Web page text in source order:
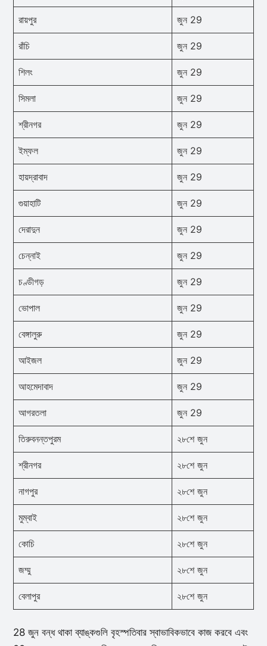
রায়পুর জুন 29
রাঁচি জুন 29
শিলং জুন 29
সিমলা জুন 29
শ্রীনগর জুন 29
ইম্ফল জুন 29
হায়দ্রাবাদ জুন 29
গুয়াহাটি জুন 29
দেরাদুন জুন 29
চেন্নাই জুন 29
চণ্ডীগড় জুন 29
ভোপাল জুন 29
বেঙ্গালুরু জুন 29
আইজল জুন 29
আহমেদাবাদ জুন 29
আগরতলা জুন 29
তিরুবনন্তপুরম ২৮শে জুন
শ্রীনগর ২৮শে জুন
নাগপুর ২৮শে জুন
মুম্বাই ২৮শে জুন
কোচি ২৮শে জুন
জম্মু ২৮শে জুন
বেলাপুর ২৮শে জুন
28 জুন বন্ধ থাকা ব্যাঙ্কগুলি বৃহস্পতিবার স্বাভাবিকভাবে কাজ করবে এবং